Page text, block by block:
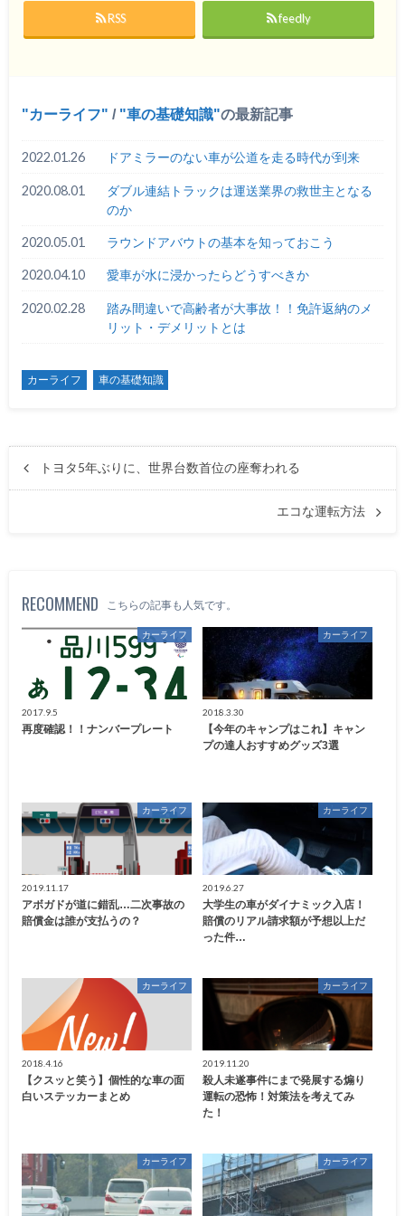
RSS feedly
カーライフ / 車の基礎知識 の最新記事
2022.01.26 ドアミラーのない車が公道を走る時代が到来
2020.08.01
ダブル連結トラックは運送業界の救世主となる
のか
2020.05.01 ラウンドアバウトの基本を知っておこう
2020.04.10 愛車が水に浸かったらどうすべきか
2020.02.28
踏み間違いで高齢者が大事故！！免許返納のメ
リット・デメリットとは
カーライフ 車の基礎知識
トヨタ5年ぶりに、世界台数首位の座奪われる
エコな運転方法
RECOMMEND こちらの記事も人気です。
カーライフ
2017.9.5
再度確認！！ナンバープレート
カーライフ
2018.3.30
【今年のキャンプはこれ】キャン
プの達人おすすめグッズ3選
カーライフ
2019.11.17
アボガドが道に錯乱…二次事故の
賠償金は誰が支払うの？
カーライフ
2019.6.27
大学生の車がダイナミック入店！
賠償のリアル請求額が予想以上だ
った件…
カーライフ
2018.4.16
【クスッと笑う】個性的な車の面
白いステッカーまとめ
カーライフ
2019.11.20
殺人未遂事件にまで発展する煽り
運転の恐怖！対策法を考えてみ
た！
カーライフ カーライフ